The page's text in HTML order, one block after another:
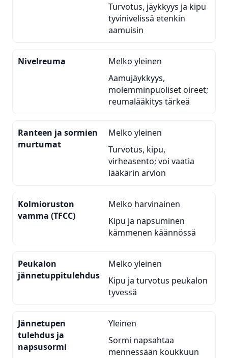
Turvotus, jäykkyys ja kipu
tyvinivelissä etenkin
aamuisin
Nivelreuma
Melko yleinen
Aamujäykkyys,
molemminpuoliset oireet;
reumalääkitys tärkeä
Ranteen ja sormien
murtumat
Melko yleinen
Turvotus, kipu,
virheasento; voi vaatia
lääkärin arvion
Kolmioruston
vamma (TFCC)
Melko harvinainen
Kipu ja napsuminen
kämmenen käännössä
Peukalon
jännetuppitulehdus
Melko yleinen
Kipu ja turvotus peukalon
tyvessä
Jännetupen
tulehdus ja
napsusormi
Yleinen
Sormi napsahtaa
mennessään koukkuun